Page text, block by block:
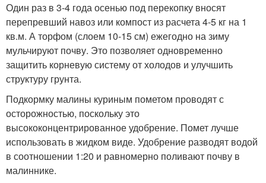
Один раз в 3-4 года осенью под перекопку вносят
перепревший навоз или компост из расчета 4-5 кг на 1
кв.м. А торфом (слоем 10-15 см) ежегодно на зиму
мульчируют почву. Это позволяет одновременно
защитить корневую систему от холодов и улучшить
структуру грунта.
Подкормку малины куриным пометом проводят с
осторожностью, поскольку это
высококонцентрированное удобрение. Помет лучше
использовать в жидком виде. Удобрение разводят водой
в соотношении 1:20 и равномерно поливают почву в
малиннике.